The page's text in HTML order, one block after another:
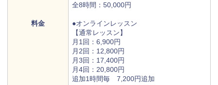
料金
全8時間：50,000円
●オンラインレッスン
【通常レッスン】
月1回：6,900円
月2回：12,800円
月3回：17,400円
月4回：20,800円
追加1時間毎 7,200円追加
地図から探す